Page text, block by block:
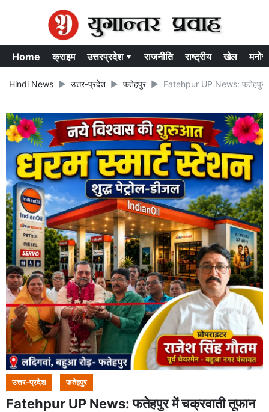
Home क्राइम उत्तरप्रदेश ▾ राजनीति राष्ट्रीय खेल
Hindi News उत्तर-प्रदेश फतेहपुर Fatehpur UP News: फतेहपुर में
उत्तर-प्रदेश फतेहपुर
Fatehpur UP News: फतेहपुर में चक्रवाती तूफान